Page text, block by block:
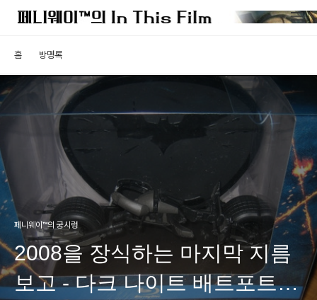
홈 방명록
페니웨이™의 궁시렁
2008을 장식하는 마지막 지름
보고 - 다크 나이트 배트포트